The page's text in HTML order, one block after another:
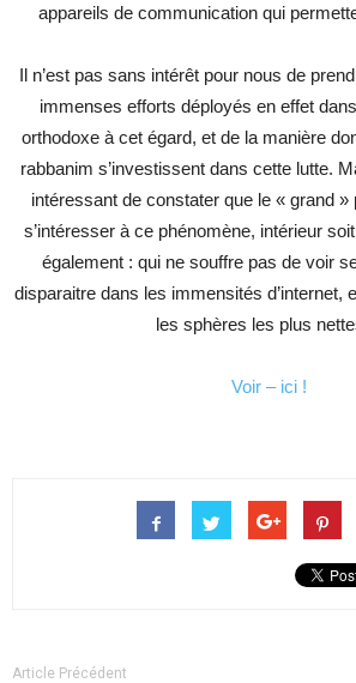
appareils de communication qui
Il n’est pas sans intérêt pour nous de
immenses efforts déployés en effet
orthodoxe à cet égard, et de la manière
rabbanim s’investissent dans cette lutte.
intéressant de constater que le « grand
s’intéresser à ce phénomène, intérieur
également : qui ne souffre pas de voir
disparaitre dans les immensités d’internet,
les sphères les plus
Voir – ici !
Article Précédent